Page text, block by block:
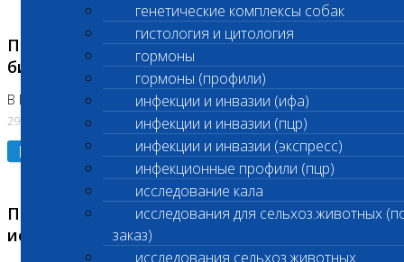
генетические комплексы собак
гистология и цитология
гормоны
гормоны (профили)
инфекции и инвазии (ифа)
инфекции и инвазии (пцр)
инфекции и инвазии (экспресс)
инфекционные профили (пцр)
исследование кала
исследования для сельхоз.животных
заказ)
исследования сельхоз.животных
Приостановлено выполнение срочных
биохимических исследований
В Бутово 29.07.26
29.07.2026
Подробнее
Приостановлено выполнение биохимических
исследований